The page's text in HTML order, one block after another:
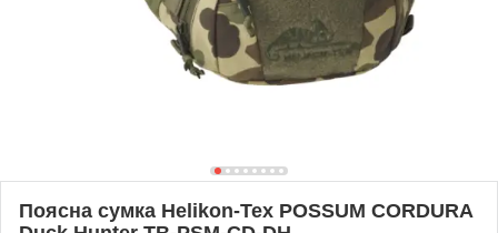
Поясна сумка Helikon-Tex POSSUM CORDURA